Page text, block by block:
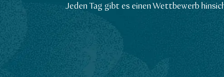
Jeden Tag gibt es einen Wettbewerb